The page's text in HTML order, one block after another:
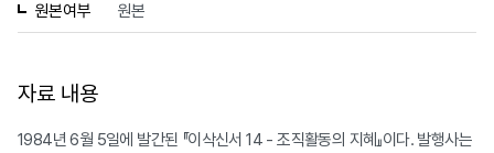
원본여부 원본
자료 내용
1984년 6월 5일에 발간된 『이삭신서 14 - 조직활동의 지혜』이다. 발행사는